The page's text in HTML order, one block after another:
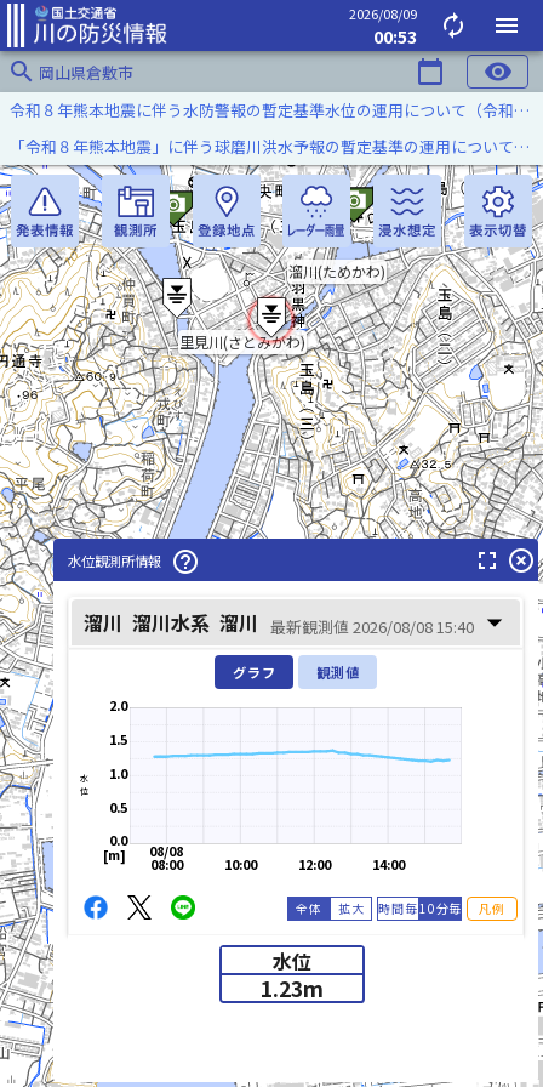
2026/08/09
00:53 autorenew
menu
search 岡山県倉敷市 calendar_today visibility
里見川(さとみがわ)
溜川(ためかわ)
令和８年熊本地震に伴う水防警報の暫定基準水位の運用について（令和８年８月７日）
「令和８年熊本地震」に伴う球磨川洪水予報の暫定基準の運用について（令和８年８月５日）
水位観測所情報 help_outline fullscreen highlight_off
溜川 溜川水系 溜川 最新観測値 2026/08/08 15:40 arrow_drop_down
グラフ 観測値
0.0
0.5
1.0
1.5
2.0
[m]
水位
14:00
12:00
10:00
08/08
08:00
全体 拡大 時間毎10分毎 凡例
水位
1.23m